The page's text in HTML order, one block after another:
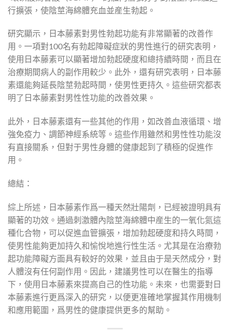
行擴張，使陰莖海綿體充血並産生勃起。
研究顯示，日本藤素對男性勃起功能有非常顯著的改善作
用。一項對100名有勃起障礙症狀的男性進行的研究表明，
使用日本藤素可以顯著增加勃起硬度和總持續時間，而且在
治療期間病人的副作用較少。此外，還有研究表明，日本藤
素還能夠延長陰莖勃起時間，使男性更持久。這些研究都表
明了日本藤素對男性性功能的改善效果。
此外，日本藤素還有一些其他的作用，如改善血液循環、增
強免疫力、調節神經系統等。這些作用雖然和男性性功能沒
有直接關系，但對于男性身體的健康起到了積極的促進作
用。
總結：
綜上所述，日本藤素作爲一種天然壯陽劑，已經被證明具有
顯著的功效。通過刺激體內陰莖海綿體中産生的一氧化氮這
種化合物，可以促進血管擴張，增加勃起硬度和持久時間，
使男性能夠更加持久和愉悅地進行性生活。尤其是在治療勃
起功能障礙方面具有較好的效果，並且由于是天然成分，對
人體沒有任何副作用。因此，建議男性可以在醫生的指導
下，使用日本藤素來提高自己的性功能。未來，也需要對日
本藤素進行更爲深入的研究，以便更准確地掌握其作用機制
和應用範圍，爲男性的健康提供更多的幫助。